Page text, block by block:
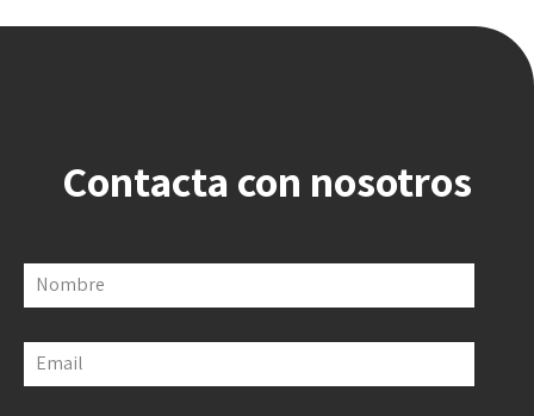
Contacta con nosotros
Nombre
Email